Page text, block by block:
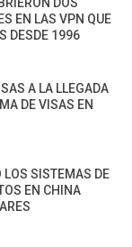
EN LAS VPN QUE
DESDE 1996
A LA LLEGADA
DE VISAS EN
LOS SISTEMAS DE
EN CHINA